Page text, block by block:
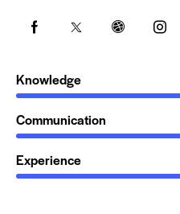
Knowledge
Communication
Experience